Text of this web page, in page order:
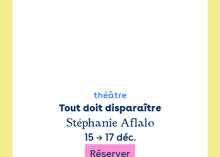
théâtre
Tout doit disparaître
Stéphanie Aflalo
15 → 17 déc.
Réserver